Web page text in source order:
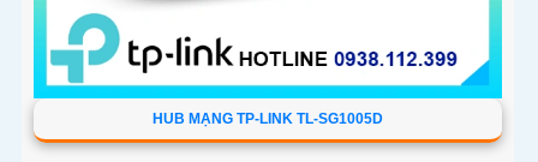
HUB MẠNG TP-LINK TL-SG1005D